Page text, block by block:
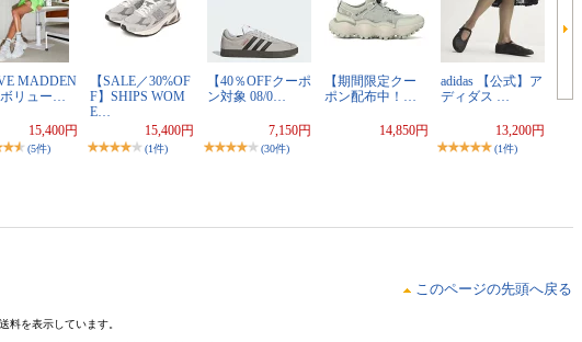
MADDEN
リュー…
15,400円
(5件)
【SALE／30%OF
F】SHIPS WOM
E…
15,400円
(1件)
【40％OFFクーポ
ン対象 08/0…
7,150円
(30件)
【期間限定クー
ポン配布中！…
14,850円
adidas 【公式】ア
ディダス …
13,200円
(1件)
このページの先頭へ戻る
料を表示しています。